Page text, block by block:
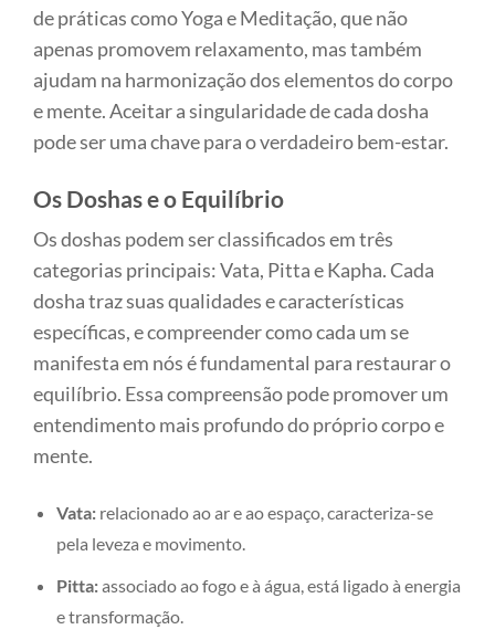
de práticas como Yoga e Meditação, que não
apenas promovem relaxamento, mas também
ajudam na harmonização dos elementos do corpo
e mente. Aceitar a singularidade de cada dosha
pode ser uma chave para o verdadeiro bem-estar.
Os Doshas e o Equilíbrio
Os doshas podem ser classificados em três
categorias principais: Vata, Pitta e Kapha. Cada
dosha traz suas qualidades e características
específicas, e compreender como cada um se
manifesta em nós é fundamental para restaurar o
equilíbrio. Essa compreensão pode promover um
entendimento mais profundo do próprio corpo e
mente.
Vata:relacionado ao ar e ao espaço, caracteriza-se
pela leveza e movimento.
Pitta:associado ao fogo e à água, está ligado à energia
e transformação.